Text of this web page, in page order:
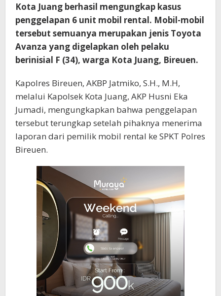
Kota Juang berhasil mengungkap kasus
penggelapan 6 unit mobil rental. Mobil-mobil
tersebut semuanya merupakan jenis Toyota
Avanza yang digelapkan oleh pelaku
berinisial F (34), warga Kota Juang, Bireuen.
Kapolres Bireuen, AKBP Jatmiko, S.H., M.H,
melalui Kapolsek Kota Juang, AKP Husni Eka
Jumadi, mengungkapkan bahwa penggelapan
tersebut terungkap setelah pihaknya menerima
laporan dari pemilik mobil rental ke SPKT Polres
Bireuen.